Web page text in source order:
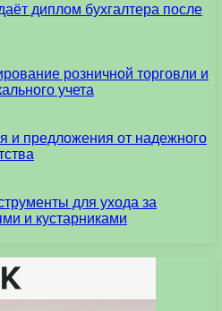
диплом бухгалтера после
розничной торговли и
учета
и предложения от надежного
для ухода за
и кустарниками